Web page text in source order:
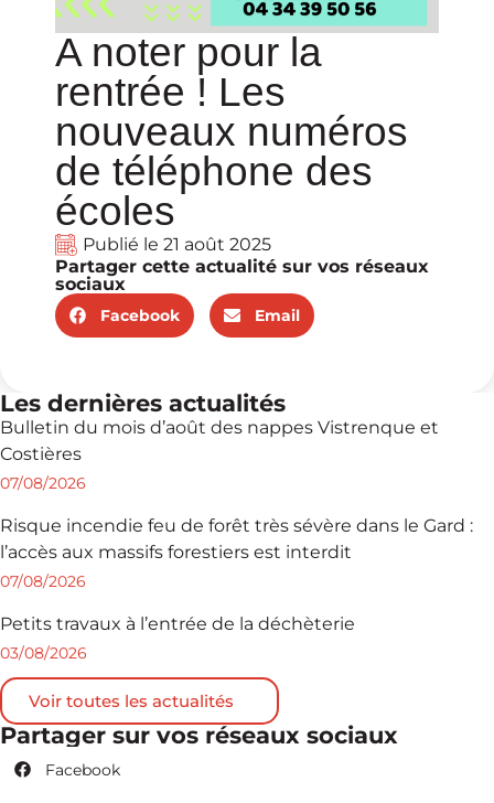
A noter pour la
rentrée ! Les
nouveaux numéros
de téléphone des
écoles
Publié le 21 août 2025
Partager cette actualité sur vos réseaux
sociaux
Facebook Email
Les dernières actualités
Bulletin du mois d’août des nappes Vistrenque et
Costières
07/08/2026
Risque incendie feu de forêt très sévère dans le Gard :
l’accès aux massifs forestiers est interdit
07/08/2026
Petits travaux à l’entrée de la déchèterie
03/08/2026
Voir toutes les actualités
Partager sur vos réseaux sociaux
Facebook